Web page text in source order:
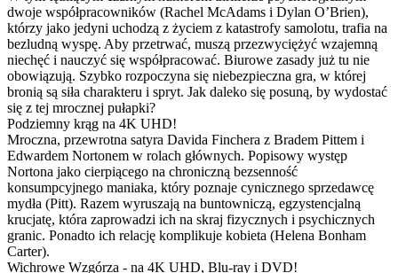
dwoje współpracowników (Rachel McAdams i Dylan O’Brien),
którzy jako jedyni uchodzą z życiem z katastrofy samolotu, trafia na
bezludną wyspę. Aby przetrwać, muszą przezwyciężyć wzajemną
niechęć i nauczyć się współpracować. Biurowe zasady już tu nie
obowiązują. Szybko rozpoczyna się niebezpieczna gra, w której
bronią są siła charakteru i spryt. Jak daleko się posuną, by wydostać
się z tej mrocznej pułapki?
Podziemny krąg na 4K UHD!
Mroczna, przewrotna satyra Davida Finchera z Bradem Pittem i
Edwardem Nortonem w rolach głównych. Popisowy występ
Nortona jako cierpiącego na chroniczną bezsenność
konsumpcyjnego maniaka, który poznaje cynicznego sprzedawcę
mydła (Pitt). Razem wyruszają na buntowniczą, egzystencjalną
krucjatę, która zaprowadzi ich na skraj fizycznych i psychicznych
granic. Ponadto ich relację komplikuje kobieta (Helena Bonham
Carter).
Wichrowe Wzgórza - na 4K UHD, Blu-ray i DVD!